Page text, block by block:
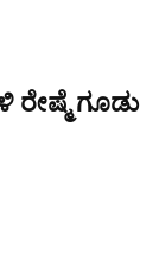
ರೇಷ್ಮೆ ಗೂಡು